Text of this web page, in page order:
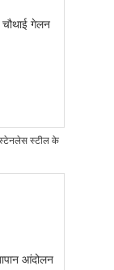
स्टेनलेस स्टील के